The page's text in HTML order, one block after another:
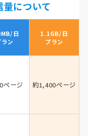
について
日
ン
1.1GB/日
プラン
ページ 約1,400ページ